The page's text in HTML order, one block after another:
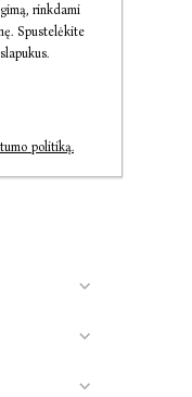
rinkdami
Spustelėkite
politiką.